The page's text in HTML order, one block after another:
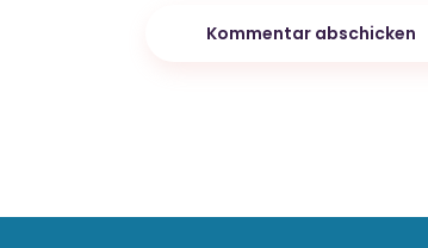
Kommentar abschicken